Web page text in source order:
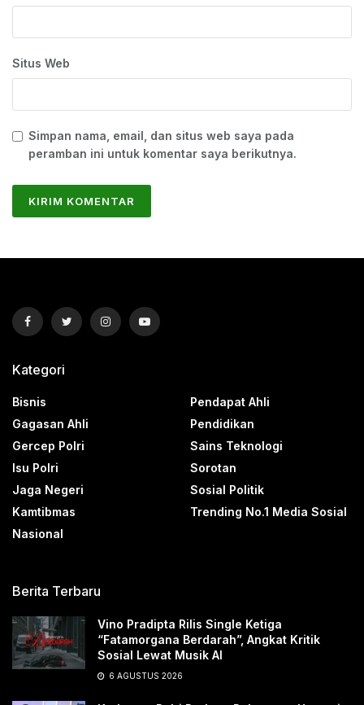
Situs Web
Simpan nama, email, dan situs web saya pada
peramban ini untuk komentar saya berikutnya.
Kategori
Bisnis
Gagasan Ahli
Gercep Polri
Isu Polri
Jaga Negeri
Kamtibmas
Nasional
Pendapat Ahli
Pendidikan
Sains Teknologi
Sorotan
Sosial Politik
Trending No.1 Media Sosial
Berita Terbaru
Vino Pradipta Rilis Single Ketiga
“Fatamorgana Berdarah”, Angkat Kritik
Sosial Lewat Musik AI
6 AGUSTUS 2026